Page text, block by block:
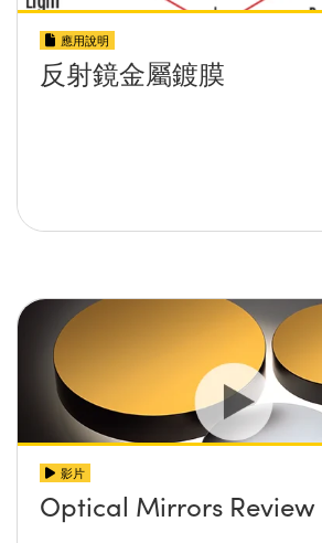
應用說明
反射鏡金屬鍍膜
影片
Optical Mirrors Review